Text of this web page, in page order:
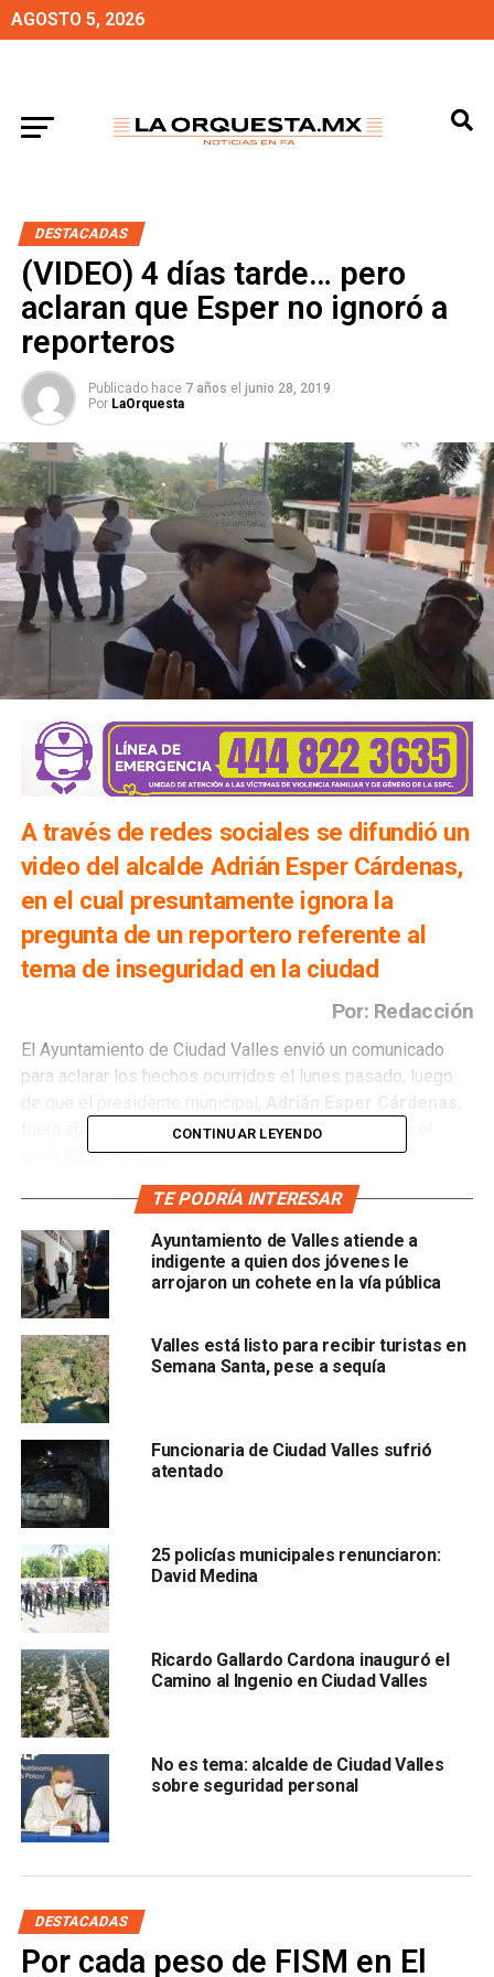
AGOSTO 5, 2026
DESTACADAS
(VIDEO) 4 días tarde… pero
aclaran que Esper no ignoró a
reporteros
Publicado hace 7 años el junio 28, 2019
Por LaOrquesta
A través de redes sociales se difundió un
video del alcalde Adrián Esper Cárdenas,
en el cual presuntamente ignora la
pregunta de un reportero referente al
tema de inseguridad en la ciudad
Por: Redacción
El Ayuntamiento de Ciudad Valles envió un comunicado
para aclarar los hechos ocurridos el lunes pasado, luego
fuera abordado por medios de comunicación sobre el
tema de seguridad.
-Sobre el problema de la situación delictiva en los últimos
días, ha habido algunos problemas… -preguntó el
reportero.
-No, tenemos que… escucho a
respondió el alcalde.
Al respecto, la administración municipal afirmó que el
video difundido a través de redes sociales “fue
dañar la imagen del alcalde”.
De acuerdo con el equipo de comunicación de Esper
la hizo directo a su micrófono
; “sin embargo, para el alcalde y otros ahí presente era
imposible escuchar”.
type=2&theater
Una vez finalizado el evento, el alcalde se habría acercado
a medios de comunicación para continuar con la entrevista.
CONTINUAR LEYENDO
TE PODRÍA INTERESAR
Ayuntamiento de Valles atiende a
indigente a quien dos jóvenes le
arrojaron un cohete en la vía pública
Valles está listo para recibir turistas en
Semana Santa, pese a sequía
Funcionaria de Ciudad Valles sufrió
atentado
25 policías municipales renunciaron:
David Medina
Ricardo Gallardo Cardona inauguró el
Camino al Ingenio en Ciudad Valles
No es tema: alcalde de Ciudad Valles
sobre seguridad personal
DESTACADAS
Por cada peso de FISM en El